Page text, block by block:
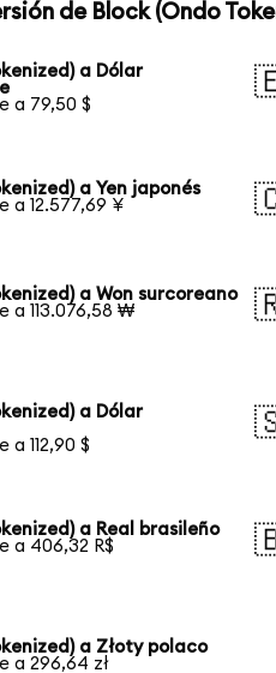
de Block (Ondo
a Dólar
a 79,50 $
a Yen japonés
a 12.577,69 ¥
a Won surcoreano
a 113.076,58 ₩
a Dólar
a 112,90 $
a Real brasileño
a 406,32 R$
a Złoty polaco
a 296,64 zł